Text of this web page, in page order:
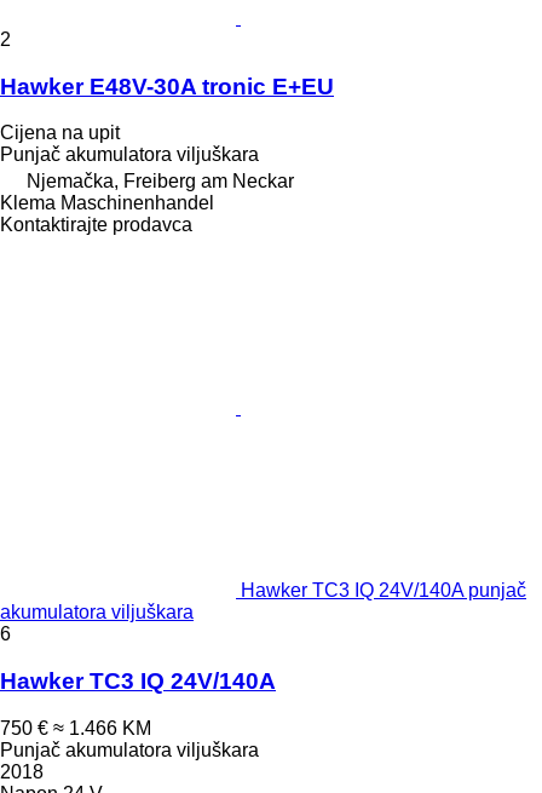
2
Hawker E48V-30A tronic E+EU
Cijena na upit
Punjač akumulatora viljuškara
Njemačka, Freiberg am Neckar
Klema Maschinenhandel
Kontaktirajte prodavca
Hawker TC3 IQ 24V/140A punjač
akumulatora viljuškara
6
Hawker TC3 IQ 24V/140A
750 € ≈ 1.466 KM
Punjač akumulatora viljuškara
2018